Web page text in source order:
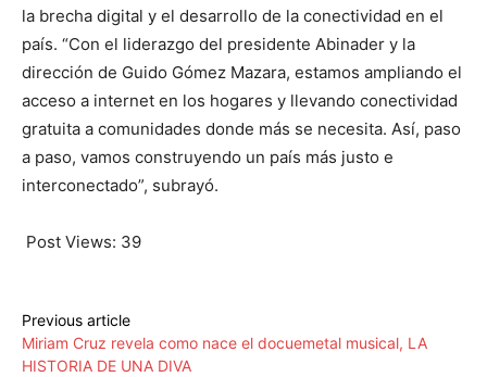
la brecha digital y el desarrollo de la conectividad en el
país. “Con el liderazgo del presidente Abinader y la
dirección de Guido Gómez Mazara, estamos ampliando el
acceso a internet en los hogares y llevando conectividad
gratuita a comunidades donde más se necesita. Así, paso
a paso, vamos construyendo un país más justo e
interconectado”, subrayó.
Post Views: 39
Previous article
Miriam Cruz revela como nace el docuemetal musical, LA
HISTORIA DE UNA DIVA